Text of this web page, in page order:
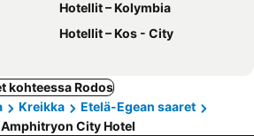
Hotellit – Kolymbia
Hotellit – Kos - City
kohteessa Rodos
Kreikka
Etelä-Egean saaret
Amphitryon City Hotel